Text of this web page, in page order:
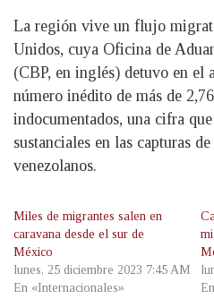
La región vive un flujo
Unidos, cuya Oficina de
(CBP, en inglés) detuvo en el
número inédito de más de
indocumentados, una cifra
sustanciales en las capturas
venezolanos.
Miles de migrantes salen en
caravana desde el sur de
México
lunes, 25 diciembre 2023 7:45 AM
En «Internacionales»